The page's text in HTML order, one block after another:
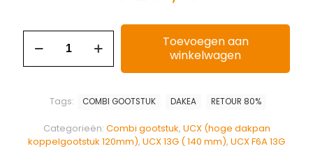
Toevoegen aan
winkelwagen
Categorieën: Combi gootstuk, UCX (hoge dakpan
koppelgootstuk 120mm), UCX 13G ( 140 mm), UCX F6A 13G
Tags: COMBI GOOTSTUK DAKEA RETOUR 80%